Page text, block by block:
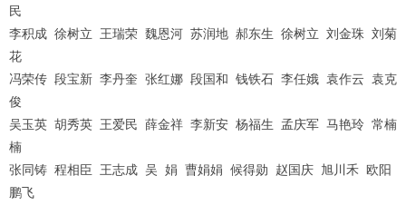
民
李积成 徐树立 王瑞荣 魏恩河 苏润地 郝东生 徐树立 刘金珠 刘菊
花
冯荣传 段宝新 李丹奎 张红娜 段国和 钱铁石 李任娥 袁作云 袁克
俊
吴玉英 胡秀英 王爱民 薛金祥 李新安 杨福生 孟庆军 马艳玲 常楠
楠
张同铸 程相臣 王志成 吴 娟 曹娟娟 候得勋 赵国庆 旭川禾 欧阳
鹏飞